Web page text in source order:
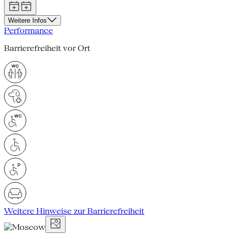
Weitere Infos
Performance
Barrierefreiheit vor Ort
Weitere Hinweise zur Barrierefreiheit